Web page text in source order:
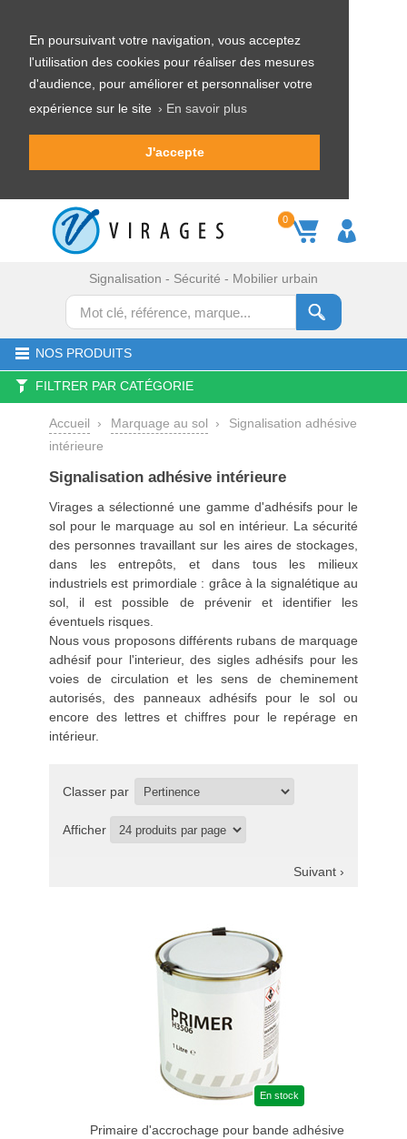
En poursuivant votre navigation, vous acceptez
l'utilisation des cookies pour réaliser des mesures
d'audience, pour améliorer et personnaliser votre
expérience sur le site › En savoir plus
J'accepte
0
Signalisation - Sécurité - Mobilier urbain
NOS PRODUITS
FILTRER PAR CATÉGORIE
Accueil › Marquage au sol ›
Signalisation adhésive
intérieure
Signalisation adhésive intérieure
Virages a sélectionné une gamme d'adhésifs pour le
sol pour le marquage au solen intérieur. La sécurité
des personnes travaillant sur les aires de stockages,
dans les entrepôts, et dans tous les milieux
industriels est primordiale : grâce à la signalétique au
sol, il est possible de prévenir et identifier les
éventuels risques.
Nous vous proposons différents rubans de marquage
adhésif pour l'interieur, des sigles adhésifs pour les
voies de circulation et les sens de cheminement
autorisés, des panneaux adhésifs pour le sol ou
encore des lettres et chiffres pour le repérage en
intérieur.
Classer par
Afficher
Suivant ›
En stock
Primaire d'accrochage pour bande adhésive